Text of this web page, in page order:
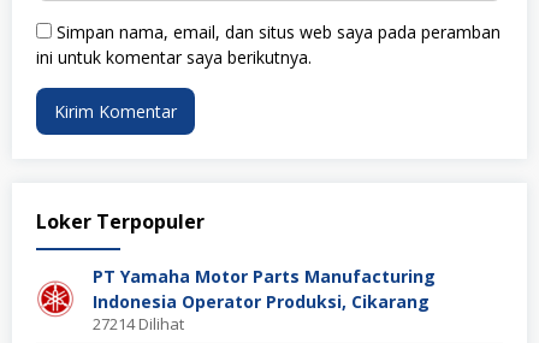
Simpan nama, email, dan situs web saya pada peramban
ini untuk komentar saya berikutnya.
Loker Terpopuler
PT Yamaha Motor Parts Manufacturing
Indonesia Operator Produksi, Cikarang
27214 Dilihat